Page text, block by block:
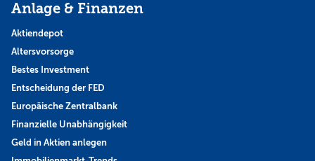
Anlage & Finanzen
Aktiendepot
Altersvorsorge
Bestes Investment
Entscheidung der FED
Europäische Zentralbank
Finanzielle Unabhängigkeit
Geld in Aktien anlegen